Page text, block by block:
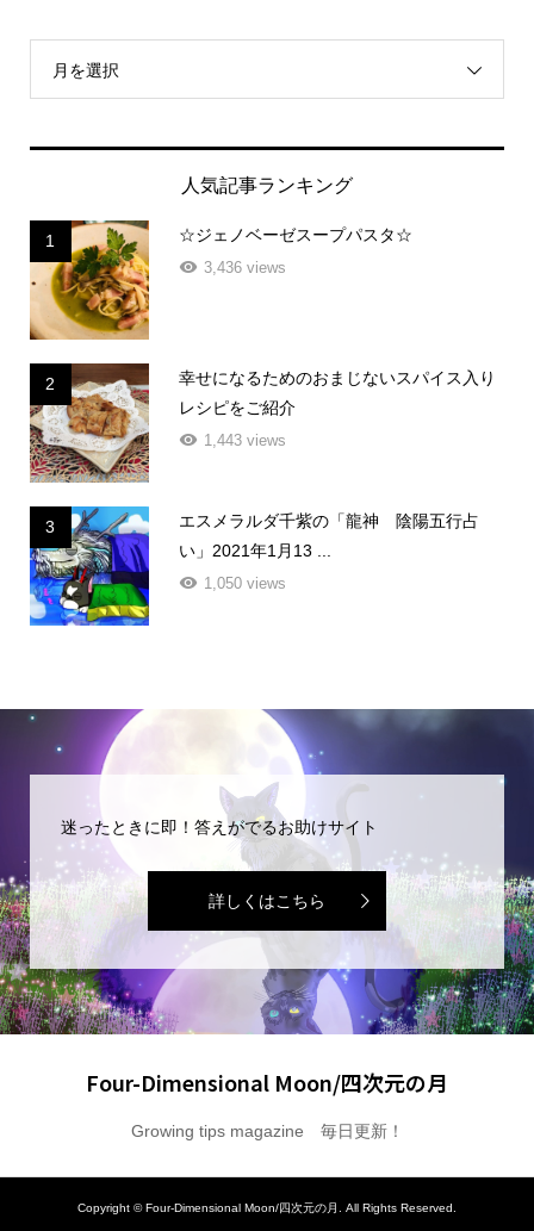
月を選択
人気記事ランキング
1 ☆ジェノベーゼスープパスタ☆
3,436 views
2
幸せになるためのおまじないスパイス入り
レシピをご紹介
1,443 views
3
エスメラルダ千紫の「龍神 陰陽五行占
い」2021年1月13 ...
1,050 views
迷ったときに即！答えがでるお助けサイト
詳しくはこちら
Four-Dimensional Moon/四次元の月
Growing tips magazine 毎日更新！
Copyright ©Four-Dimensional Moon/四次元の月. All Rights Reserved.